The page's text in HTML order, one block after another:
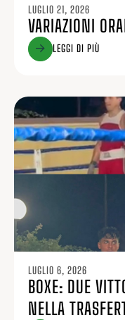
LUGLIO 21, 2026
VARIAZIONI
LEGGI DI PIÙ
LUGLIO 6, 2026
BOXE: DUE
NELLA